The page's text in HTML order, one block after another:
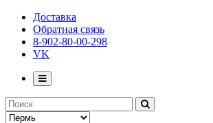
Доставка
Обратная связь
8-902-80-00-298
VK